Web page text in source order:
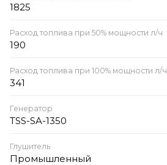
1825
Расход топлива при 50% мощности л/ч
190
Расход топлива при 100% мощности л/ч
341
Генератор
TSS-SA-1350
Глушитель
Промышленный